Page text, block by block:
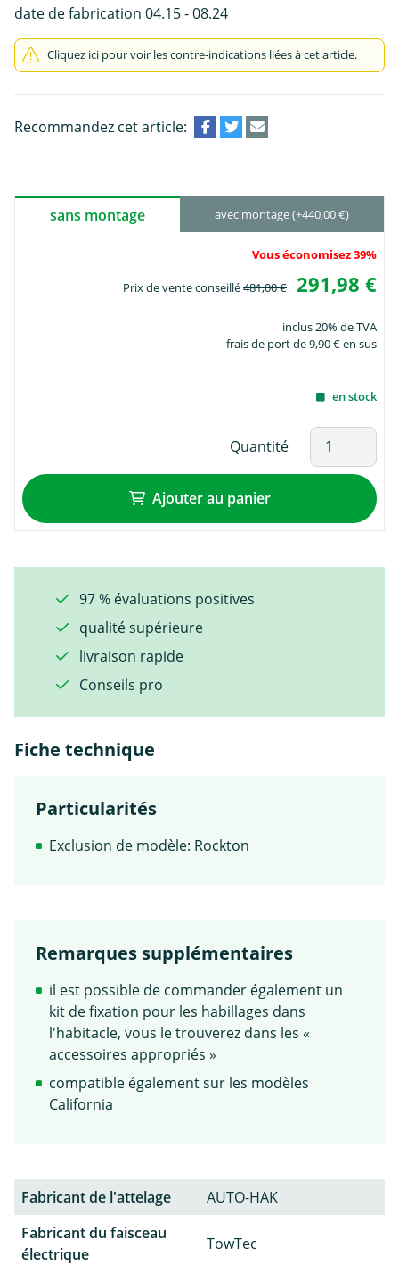
date de fabrication 04.15 - 08.24
Cliquez ici pour voir les contre-indications liées à cet article.
Recommandez cet article:
sans montage avec montage (+440,00 €)
Vous économisez 39%
Prix de vente conseillé481,00 € 291,98 €
inclus 20% de TVA
frais de port de 9,90 € en sus
en stock
Quantité
Ajouter au panier
97 % évaluations positives
qualité supérieure
livraison rapide
Conseils pro
Fiche technique
Particularités
Exclusion de modèle: Rockton
Remarques supplémentaires
il est possible de commander également un
kit de fixation pour les habillages dans
l'habitacle, vous le trouverez dans les «
accessoires appropriés »
compatible également sur les modèles
California
Fabricant de l'attelage
AUTO-HAK
Fabricant du faisceau
électrique
TowTec